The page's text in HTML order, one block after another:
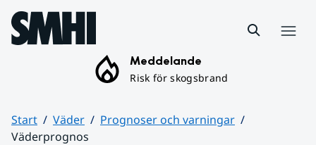
Hoppa till sidans innehåll
Meddelande
Risk för skogsbrand
Start Väder
Prognoser och varningar
Väderprognos